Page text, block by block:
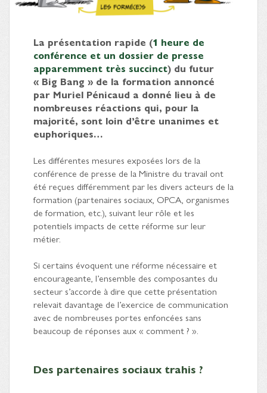
La présentation rapide (1 heure de
conférence et un dossier de presse
apparemment très succinct) du futur
« Big Bang » de la formation annoncé
par Muriel Pénicaud a donné lieu à de
nombreuses réactions qui, pour la
majorité, sont loin d’être unanimes et
euphoriques…
Les différentes mesures exposées lors de la
conférence de presse de la Ministre du travail ont
été reçues différemment par les divers acteurs de la
formation (partenaires sociaux, OPCA, organismes
de formation, etc.), suivant leur rôle et les
potentiels impacts de cette réforme sur leur
métier.
Si certains évoquent une réforme nécessaire et
encourageante, l’ensemble des composantes du
secteur s’accorde à dire que cette présentation
relevait davantage de l’exercice de communication
avec de nombreuses portes enfoncées sans
beaucoup de réponses aux « comment ? ».
Des partenaires sociaux trahis ?